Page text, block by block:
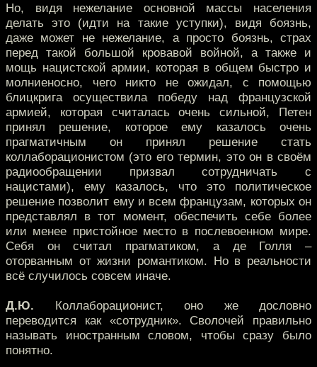
Но, видя нежелание основной массы населения
делать это (идти на такие уступки), видя боязнь,
даже может не нежелание, а просто боязнь, страх
перед такой большой кровавой войной, а также и
мощь нацистской армии, которая в общем быстро и
молниеносно, чего никто не ожидал, с помощью
блицкрига осуществила победу над французской
армией, которая считалась очень сильной, Петен
принял решение, которое ему казалось очень
прагматичным он принял решение стать
коллаборационистом (это его термин, это он в своём
радиообращении призвал сотрудничать с
нацистами), ему казалось, что это политическое
решение позволит ему и всем французам, которых он
представлял в тот момент, обеспечить себе более
или менее пристойное место в послевоенном мире.
Себя он считал прагматиком, а де Голля –
оторванным от жизни романтиком. Но в реальности
всё случилось совсем иначе.
Д.Ю. Коллаборационист, оно же дословно
переводится как «сотрудник». Сволочей правильно
называть иностранным словом, чтобы сразу было
понятно.